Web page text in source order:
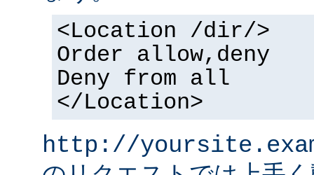
<Location /dir/>
Order allow,deny
Deny from all
</Location>
http://